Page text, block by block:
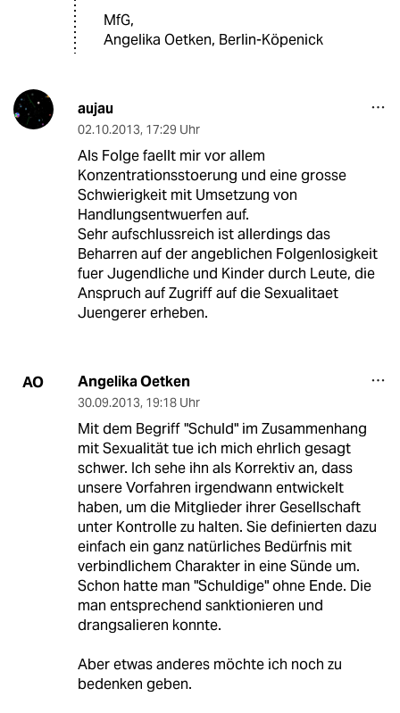
MfG,
Angelika Oetken, Berlin-Köpenick
aujau
02.10.2013, 17:29 Uhr
Als Folge faellt mir vor allem
Konzentrationsstoerung und eine grosse
Schwierigkeit mit Umsetzung von
Handlungsentwuerfen auf.
Sehr aufschlussreich ist allerdings das
Beharren auf der angeblichen Folgenlosigkeit
fuer Jugendliche und Kinder durch Leute, die
Anspruch auf Zugriff auf die Sexualitaet
Juengerer erheben.
AO Angelika Oetken
30.09.2013, 19:18 Uhr
Mit dem Begriff "Schuld" im Zusammenhang
mit Sexualität tue ich mich ehrlich gesagt
schwer. Ich sehe ihn als Korrektiv an, dass
unsere Vorfahren irgendwann entwickelt
haben, um die Mitglieder ihrer Gesellschaft
unter Kontrolle zu halten. Sie definierten dazu
einfach ein ganz natürliches Bedürfnis mit
verbindlichem Charakter in eine Sünde um.
Schon hatte man "Schuldige" ohne Ende. Die
man entsprechend sanktionieren und
drangsalieren konnte.
Aber etwas anderes möchte ich noch zu
bedenken geben.